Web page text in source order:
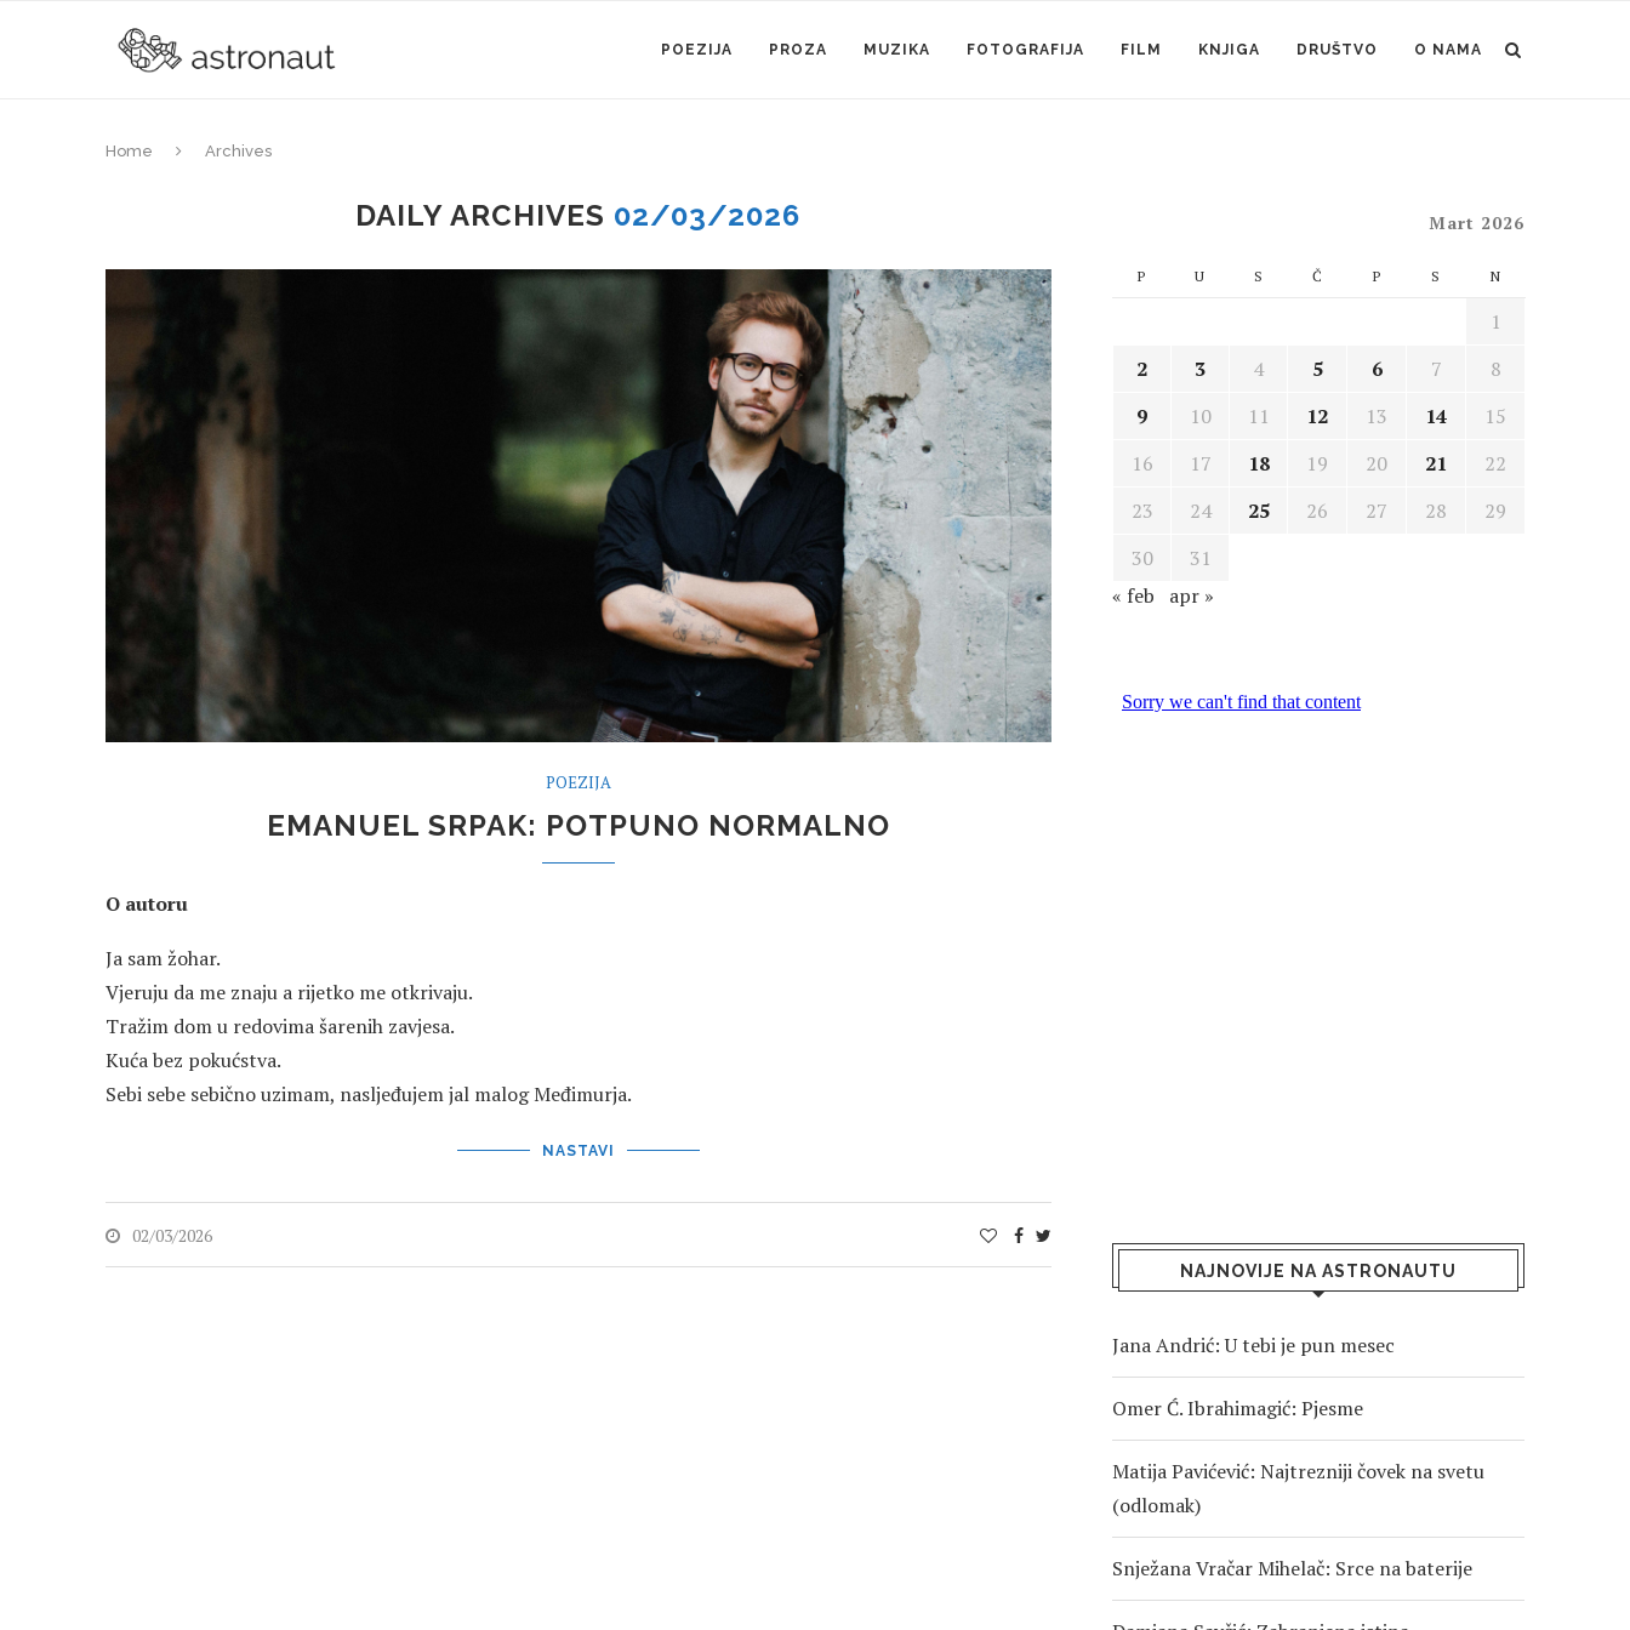
POEZIJA PROZA MUZIKA FOTOGRAFIJA FILM KNJIGA DRUŠTVO O NAMA
Home Archives
DAILY ARCHIVES 02/03/2026
POEZIJA
EMANUEL SRPAK: POTPUNO NORMALNO
O autoru
Ja sam žohar.
Vjeruju da me znaju a rijetko me otkrivaju.
Tražim dom u redovima šarenih zavjesa.
Kuća bez pokućstva.
Sebi sebe sebično uzimam, nasljeđujem jal malog Međimurja.
NASTAVI
02/03/2026
Mart 2026
P U S Č P S N
1
2
3 4 5 6 7
8
9
10 11 12 13 14
15
16
17 18 19 20 21
22
23
24 25 26 27 28
29
30
31
« feb
apr »
NAJNOVIJE NA ASTRONAUTU
Jana Andrić: U tebi je pun mesec
Omer Ć. Ibrahimagić: Pjesme
Matija Pavićević: Najtrezniji čovek na svetu
(odlomak)
Snježana Vračar Mihelač: Srce na baterije